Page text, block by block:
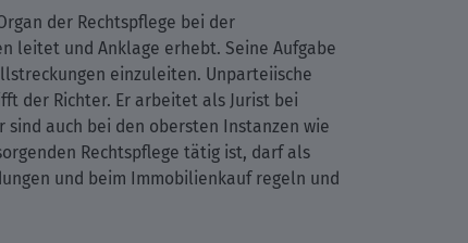
der Rechtspflege bei der
leitet und Anklage erhebt. Seine Aufgabe
einzuleiten. Unparteiische
der Richter. Er arbeitet als Jurist bei
auch bei den obersten Instanzen wie
Rechtspflege tätig ist, darf als
und beim Immobilienkauf regeln und